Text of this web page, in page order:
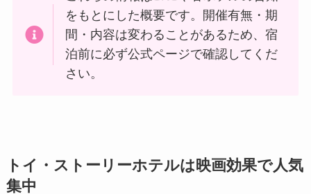
をもとにした概要です。開催有無・期
間・内容は変わることがあるため、宿
泊前に必ず公式ページで確認してくだ
さい。
トイ・ストーリーホテルは映画効果で人気
集中